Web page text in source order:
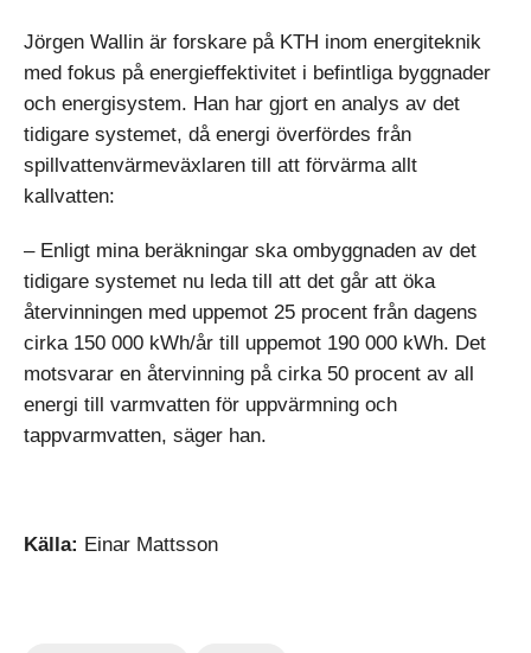
Jörgen Wallin är forskare på KTH inom energiteknik
med fokus på energieffektivitet i befintliga byggnader
och energisystem. Han har gjort en analys av det
tidigare systemet, då energi överfördes från
spillvattenvärmeväxlaren till att förvärma allt
kallvatten:
– Enligt mina beräkningar ska ombyggnaden av det
tidigare systemet nu leda till att det går att öka
återvinningen med uppemot 25 procent från dagens
cirka 150 000 kWh/år till uppemot 190 000 kWh. Det
motsvarar en återvinning på cirka 50 procent av all
energi till varmvatten för uppvärmning och
tappvarmvatten, säger han.
Källa: Einar Mattsson